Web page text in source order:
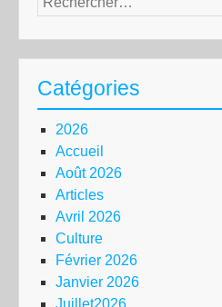
Catégories
2026
Accueil
Août 2026
Articles
Avril 2026
Culture
Février 2026
Janvier 2026
Juillet2026